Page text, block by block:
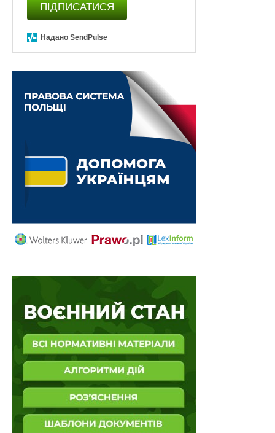
передбачає інвестицій і тривалих етапів натуралізації.
ПОВ'ЯЗАНІ ТЕМИ:
Юридичний супровід у Дія.City: найкращі фірми
для вступу та підтримки статусу
КІК-звітність для українців: покроковий чек-ліст
на 2026 рік
ПІДПИСАТИСЯ
Надано SendPulse